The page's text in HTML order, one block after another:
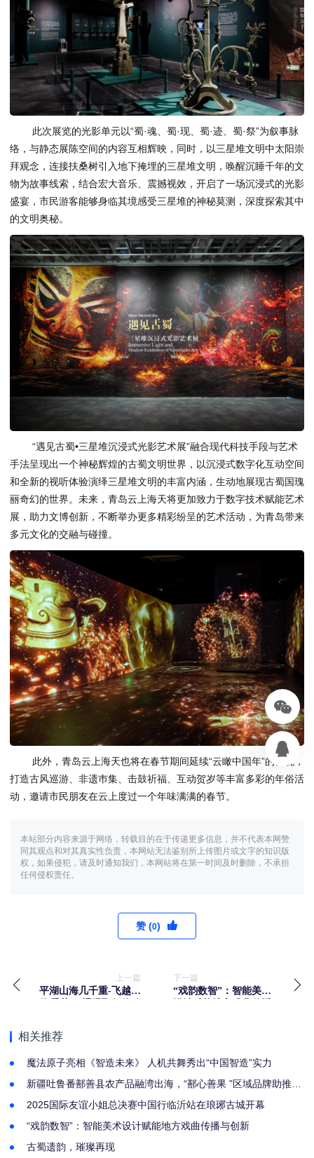
此次展览的光影单元以“蜀·魂、蜀·现、蜀·迹、蜀·祭”为叙事脉
络，与静态展陈空间的内容互相辉映，同时，以三星堆文明中太阳崇
拜观念，连接扶桑树引入地下掩埋的三星堆文明，唤醒沉睡千年的文
物为故事线索，结合宏大音乐、震撼视效，开启了一场沉浸式的光影
盛宴，市民游客能够身临其境感受三星堆的神秘莫测，深度探索其中
的文明奥秘。
“遇见古蜀•三星堆沉浸式光影艺术展”融合现代科技手段与艺术
手法呈现出一个神秘辉煌的古蜀文明世界，以沉浸式数字化互动空间
和全新的视听体验演绎三星堆文明的丰富内涵，生动地展现古蜀国瑰
丽奇幻的世界。未来，青岛云上海天将更加致力于数字技术赋能艺术
展，助力文博创新，不断举办更多精彩纷呈的艺术活动，为青岛带来
多元文化的交融与碰撞。
此外，青岛云上海天也将在春节期间延续“云瞰中国年”的传统，
打造古风巡游、非遗巿集、击鼓祈福、互动贺岁等丰富多彩的年俗活
动，邀请市民朋友在云上度过一个年味满满的春节。
本站部分内容来源于网络，转载目的在于传递更多信息，并不代表本网赞
同其观点和对其真实性负责，本网站无法鉴别所上传图片或文字的知识版
权，如果侵犯，请及时通知我们，本网站将在第一时间及时删除，不承担
任何侵权责任。
赞 (0)
上一篇
平湖山海几千重-飞越山
下一篇
“戏韵数智”：智能美术
相关推荐
魔法原子亮相《智造未来》 人机共舞秀出“中国智造”实力
新疆吐鲁番鄯善县农产品融湾出海，“鄯心善果 ”区域品牌助推乡
2025国际友谊小姐总决赛中国行临沂站在琅琊古城开幕
“戏韵数智”：智能美术设计赋能地方戏曲传播与创新
古蜀遗韵，璀璨再现